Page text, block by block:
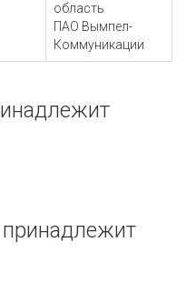
область
ПАО Вымпел-
Коммуникации